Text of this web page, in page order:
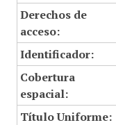
Derechos de
acceso:
Identificador:
Cobertura
espacial:
Título Uniforme: